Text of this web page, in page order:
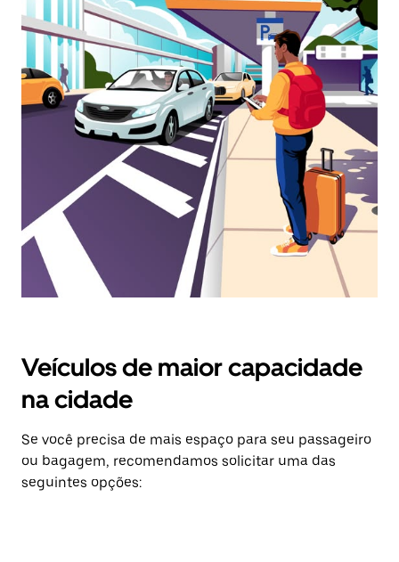
o
calendário
selecionar
uma
data.
Pressione
fechar
calendário.
Veículos de maior capacidade
na cidade
Se você precisa de mais espaço para seu passageiro
ou bagagem, recomendamos solicitar uma das
seguintes opções: